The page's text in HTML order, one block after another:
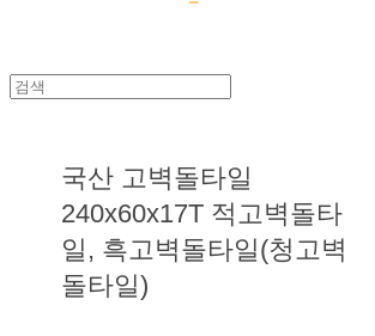
국산 고벽돌타일
240x60x17T 적고벽돌타
일, 흑고벽돌타일(청고벽
돌타일)